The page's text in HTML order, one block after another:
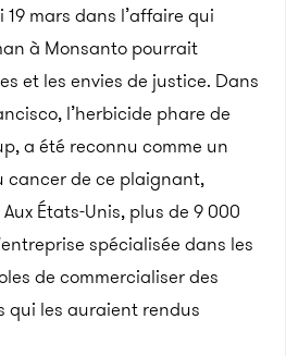
mars dans l’affaire qui
à Monsanto pourrait
et les envies de justice. Dans
l’herbicide phare de
a été reconnu comme un
de ce plaignant,
Aux États-Unis, plus de 9 000
spécialisée dans les
de commercialiser des
qui les auraient rendus